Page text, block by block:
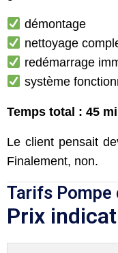
démontage
nettoyage
redémarrage
système
Temps total : 45
Le client pensait
Finalement, non.
Tarifs Pompe
Prix